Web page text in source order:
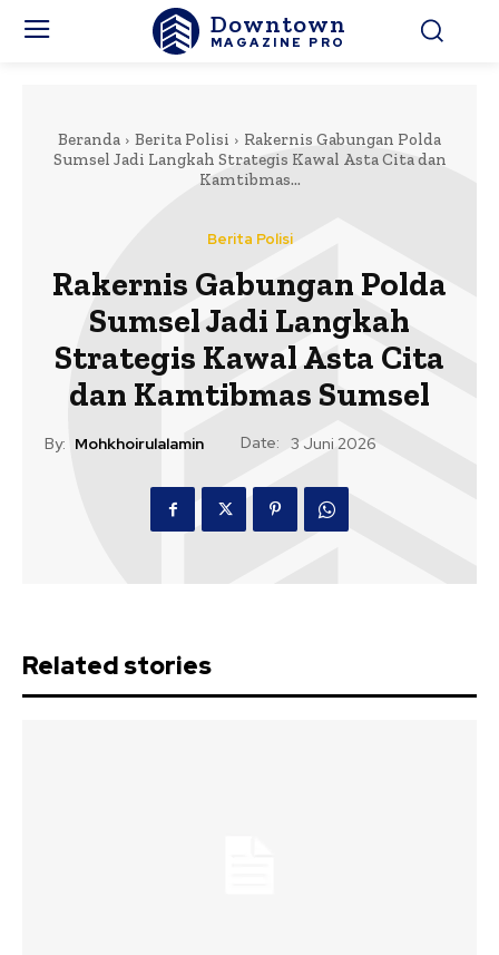
Downtown
MAGAZINE PRO
Beranda Berita Polisi
Rakernis Gabungan Polda
Sumsel Jadi Langkah Strategis Kawal Asta Cita dan
Kamtibmas...
Berita Polisi
Rakernis Gabungan Polda
Sumsel Jadi Langkah
Strategis Kawal Asta Cita
dan Kamtibmas Sumsel
By: Mohkhoirulalamin Date: 3 Juni 2026
Related stories